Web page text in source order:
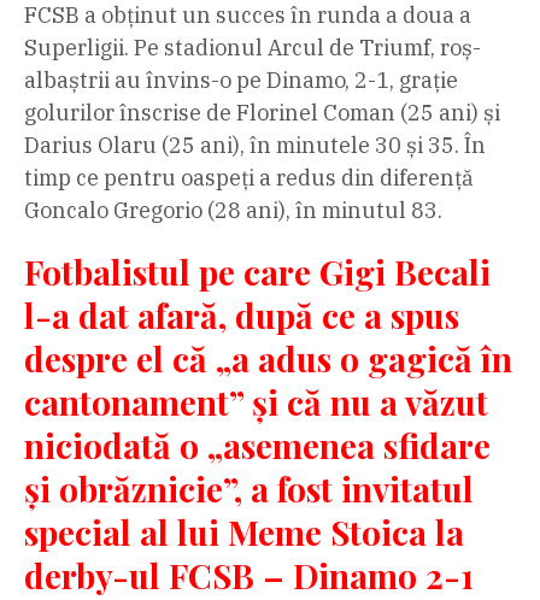
FCSB a obținut un succes în runda a doua a
Superligii. Pe stadionul Arcul de Triumf, roș-
albaștrii au învins-o pe Dinamo, 2-1, grație
golurilor înscrise de Florinel Coman (25 ani) și
Darius Olaru (25 ani), în minutele 30 și 35. În
timp ce pentru oaspeți a redus din diferență
Goncalo Gregorio (28 ani), în minutul 83.
Fotbalistul pe care Gigi Becali
l-a dat afară, după ce a spus
despre el că „a adus o gagică în
cantonament” și că nu a văzut
niciodată o „asemenea sfidare
și obrăznicie”, a fost invitatul
special al lui Meme Stoica la
derby-ul FCSB – Dinamo 2-1